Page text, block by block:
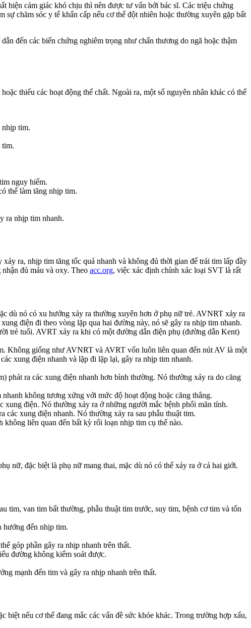
hiện cảm giác khó chịu thì nên được tư vấn bởi bác sĩ. Các triệu chứng
chăm sóc y tế khẩn cấp nếu cơ thể đột nhiên hoặc thường xuyên gặp bất
đến các biến chứng nghiêm trọng như chấn thương do ngã hoặc thậm
thiếu các hoạt động thể chất. Ngoài ra, một số nguyên nhân khác có thể
nhịp tim.
tim.
nguy hiểm.
thể làm tăng nhịp tim.
ra nhịp tim nhanh.
ra, nhịp tim tăng tốc quá nhanh và không đủ thời gian để trái tim lấp đầy
đủ máu và oxy. Theo acc.org, việc xác định chính xác loại SVT là rất
dù nó có xu hướng xảy ra thường xuyên hơn ở phụ nữ trẻ. AVNRT xảy ra
điện đi theo vòng lặp qua hai đường này, nó sẽ gây ra nhịp tim nhanh.
trẻ tuổi. AVRT xảy ra khi có một đường dẫn điện phụ (đường dẫn Kent)
Không giống như AVNRT và AVRT vốn luôn liên quan đến nút AV là một
xung điện nhanh và lặp đi lặp lại, gây ra nhịp tim nhanh.
phát ra các xung điện nhanh hơn bình thường. Nó thường xảy ra do căng
không tương xứng với mức độ hoạt động hoặc căng thẳng.
điện. Nó thường xảy ra ở những người mắc bệnh phổi mãn tính.
các xung điện nhanh. Nó thường xảy ra sau phẫu thuật tim.
liên quan đến bất kỳ rối loạn nhịp tim cụ thể nào.
nữ, đặc biệt là phụ nữ mang thai, mặc dù nó có thể xảy ra ở cả hai giới.
tim, van tim bất thường, phẫu thuật tim trước, suy tim, bệnh cơ tim và tổn
hưởng đến nhịp tim.
góp phần gây ra nhịp nhanh trên thất.
đường không kiểm soát được.
mạnh đến tim và gây ra nhịp nhanh trên thất.
nếu cơ thể đang mắc các vấn đề sức khỏe khác. Trong trường hợp xấu,